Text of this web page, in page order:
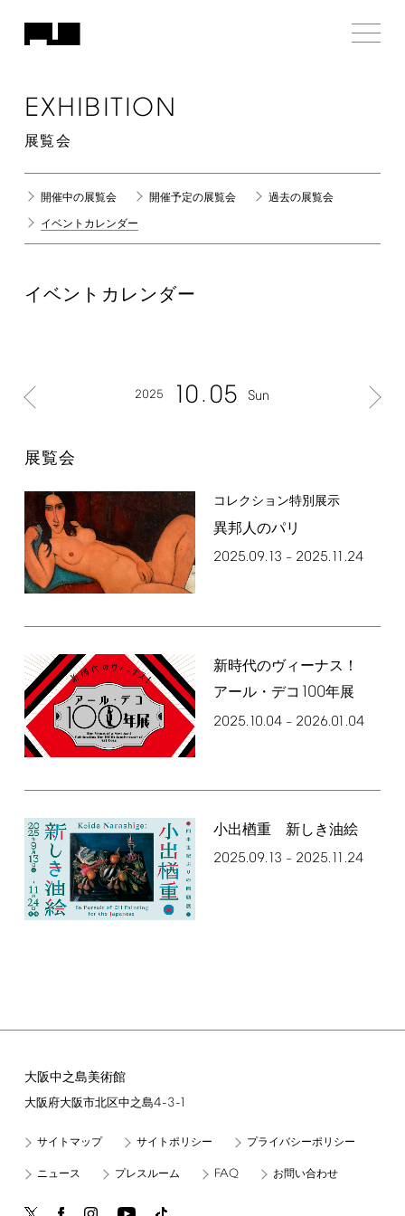
EXHIBITION
展覧会
開催中の展覧会 開催予定の展覧会 過去の展覧会
イベントカレンダー
イベントカレンダー
2025 10 05 Sun
展覧会
コレクション特別展示
異邦人のパリ
2025.09.13 – 2025.11.24
新時代のヴィーナス！
アール・デコ 100年展
2025.10.04– 2026.01.04
小出楢󠄀重 新しき油絵
2025.09.13 – 2025.11.24
大阪中之島美術館
大阪府大阪市北区中之島4-3-1
サイトマップ サイトポリシー プライバシーポリシー
ニュース プレスルーム FAQ お問い合わせ